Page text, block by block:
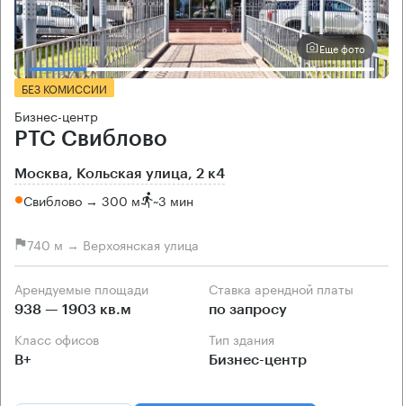
Еще фото
БЕЗ КОМИССИИ
Бизнес-центр
РТС Свиблово
Москва, Кольская улица, 2 к4
Свиблово → 300 м ~3 мин
740 м → Верхоянская улица
Арендуемые площади
938 — 1903 кв.м
Ставка арендной платы
по запросу
Класс офисов
B+
Тип здания
Бизнес-центр